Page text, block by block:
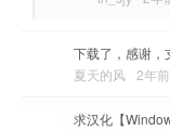
下载了，感谢，
夏天的风
2年
求汉化【